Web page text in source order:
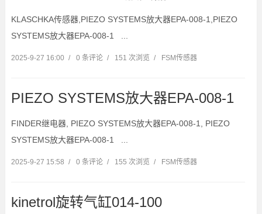
KLASCHKA传感器,PIEZO SYSTEMS放大器EPA-008-1,PIEZO
SYSTEMS放大器EPA-008-1 ...
2025-9-27 16:00 / 0 条评论 / 151 次浏览 / FSM传感器
PIEZO SYSTEMS放大器EPA-008-1
FINDER继电器, PIEZO SYSTEMS放大器EPA-008-1, PIEZO
SYSTEMS放大器EPA-008-1 ...
2025-9-27 15:58 / 0 条评论 / 155 次浏览 / FSM传感器
kinetrol旋转气缸014-100